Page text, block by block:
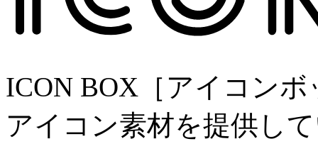
ICON BOX［アイコン
アイコン素材を提供し